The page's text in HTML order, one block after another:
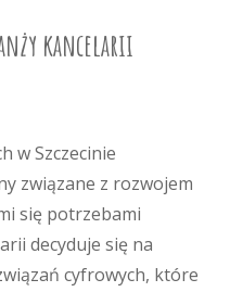
kancelarii
w Szczecinie
związane z rozwojem
się potrzebami
decyduje się na
cyfrowych, które